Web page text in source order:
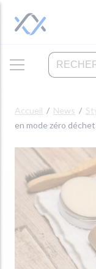
Accueil News
en mode zéro déchet